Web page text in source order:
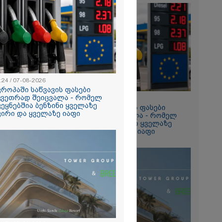
SpaceX-ის
შეჯახების
-
აპარატმა
და
– რატომ
დარღვევებს
13:24 / 07-08-2026
ევროპაში საწვავის ფასები
მკვეთრად შეიცვალა - რომელ
ქვეყნებშია ბენზინი ყველაზე
ძვირი და ყველაზე იაფი
/ 07-08-2026
საწვავის ფასები
შეიცვალა - რომელ
ბენზინი ყველაზე
და ყველაზე იაფი